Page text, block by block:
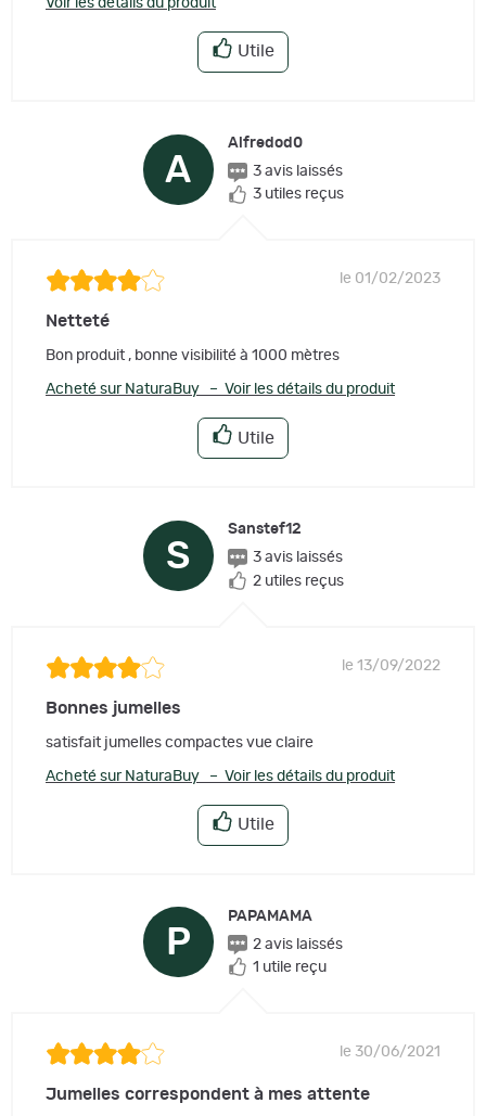
Voir les détails du produit
Utile
A
Alfredod0
3 avis laissés
3 utiles reçus
le 01/02/2023
Netteté
Bon produit , bonne visibilité à 1000 mètres
Acheté sur NaturaBuy – Voir les détails du produit
Utile
S
Sanstef12
3 avis laissés
2 utiles reçus
le 13/09/2022
Bonnes jumelles
satisfait jumelles compactes vue claire
Acheté sur NaturaBuy – Voir les détails du produit
Utile
P
PAPAMAMA
2 avis laissés
1 utile reçu
le 30/06/2021
Jumelles correspondent à mes attente